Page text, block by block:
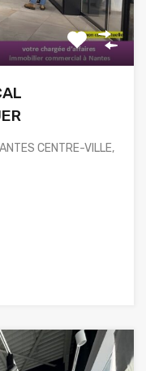
CENTRE-VILLE,